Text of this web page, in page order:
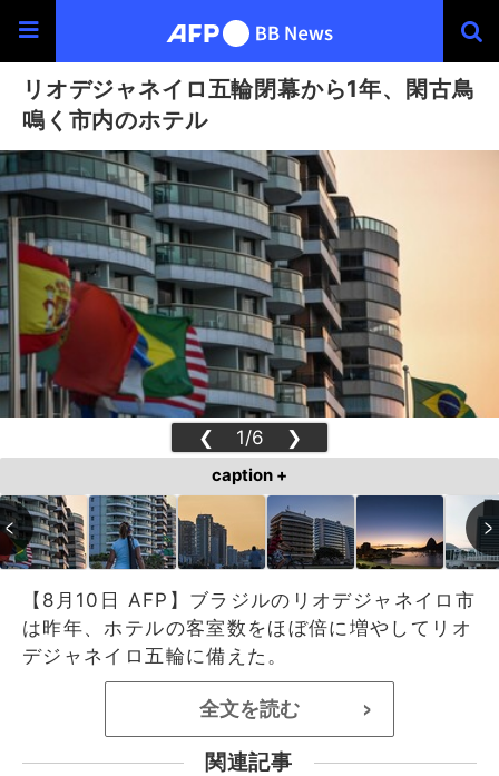
リオデジャネイロ五輪閉幕から1年、閑古鳥
鳴く市内のホテル
❮ 1/6 ❯
caption +
【8月10日 AFP】ブラジルのリオデジャネイロ市
は昨年、ホテルの客室数をほぼ倍に増やしてリオ
デジャネイロ五輪に備えた。
全文を読む >
関連記事